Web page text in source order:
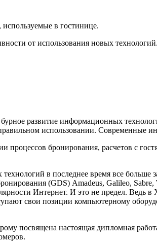
в гостинице.
от использования новых технологий.
развитие информационных
использовании. Современные
процессов бронирования, расчетов с
в последнее время все
(GDS) Amadeus, Galileo,
Интернет. И это не предел. Ведь
свои позиции компьютерному
посвящена настоящая дипломная